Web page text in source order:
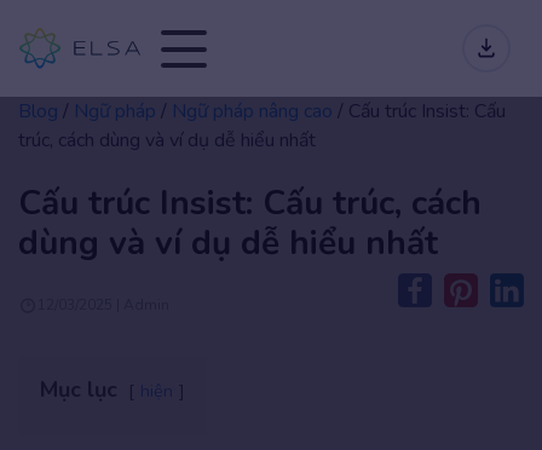
Blog / Ngữ pháp / Ngữ pháp nâng cao / Cấu trúc Insist: Cấu
trúc, cách dùng và ví dụ dễ hiểu nhất
Cấu trúc Insist: Cấu trúc, cách
dùng và ví dụ dễ hiểu nhất
Mục lục hiện